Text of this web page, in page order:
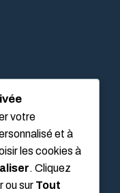
votre
et à
les cookies à
. Cliquez
ou sur Tout